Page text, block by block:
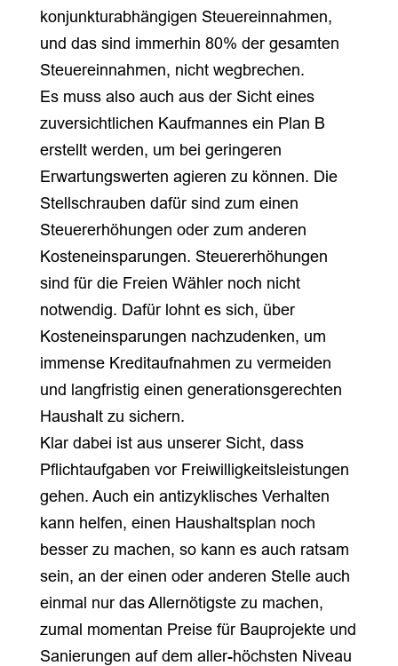
konjunkturabhängigen Steuereinnahmen,
und das sind immerhin 80% der gesamten
Steuereinnahmen, nicht wegbrechen.
Es muss also auch aus der Sicht eines
zuversichtlichen Kaufmannes ein Plan B
erstellt werden, um bei geringeren
Erwartungswerten agieren zu können. Die
Stellschrauben dafür sind zum einen
Steuererhöhungen oder zum anderen
Kosteneinsparungen. Steuererhöhungen
sind für die Freien Wähler noch nicht
notwendig. Dafür lohnt es sich, über
Kosteneinsparungen nachzudenken, um
immense Kreditaufnahmen zu vermeiden
und langfristig einen generationsgerechten
Haushalt zu sichern.
Klar dabei ist aus unserer Sicht, dass
Pflichtaufgaben vor Freiwilligkeitsleistungen
gehen. Auch ein antizyklisches Verhalten
kann helfen, einen Haushaltsplan noch
besser zu machen, so kann es auch ratsam
sein, an der einen oder anderen Stelle auch
einmal nur das Allernötigste zu machen,
zumal momentan Preise für Bauprojekte und
Sanierungen auf dem aller-höchsten Niveau